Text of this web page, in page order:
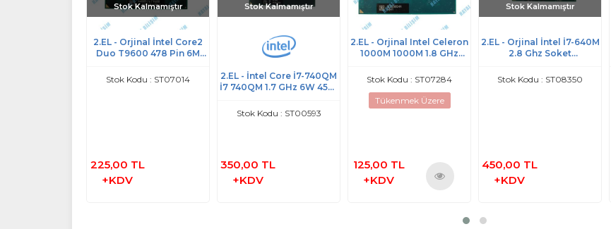
Stok Kalmamıştır
2.EL - Orjinal İntel Core2
Duo T9600 478 Pin 6M
MHz Notebook Cpu
Stok Kodu : ST07014
225,00 TL
+KDV
Stok Kalmamıştır
2.EL - İntel Core İ7-740QM
İ7 740QM 1.7 GHz 6W 45W
Stok Kodu : ST00593
350,00 TL
+KDV
2.EL - Orjinal Intel Celeron
1000M 1000M 1.8 GHz
Stok Kodu : ST07284
Tükenmek Üzere
125,00 TL
+KDV
Stok Kalmamıştır
2.EL - Orjinal İntel İ7-640M
2.8 Ghz Soket
Çekirdek SLBTN
Stok Kodu : ST08350
450,00 TL
+KDV